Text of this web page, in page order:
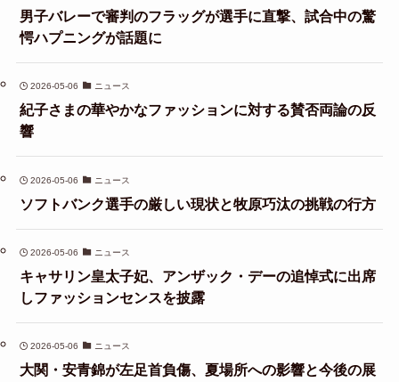
男子バレーで審判のフラッグが選手に直撃、試合中の驚
愕ハプニングが話題に
2026-05-06 ニュース
紀子さまの華やかなファッションに対する賛否両論の反
響
2026-05-06 ニュース
ソフトバンク選手の厳しい現状と牧原巧汰の挑戦の行方
2026-05-06 ニュース
キャサリン皇太子妃、アンザック・デーの追悼式に出席
しファッションセンスを披露
2026-05-06 ニュース
大関・安青錦が左足首負傷、夏場所への影響と今後の展